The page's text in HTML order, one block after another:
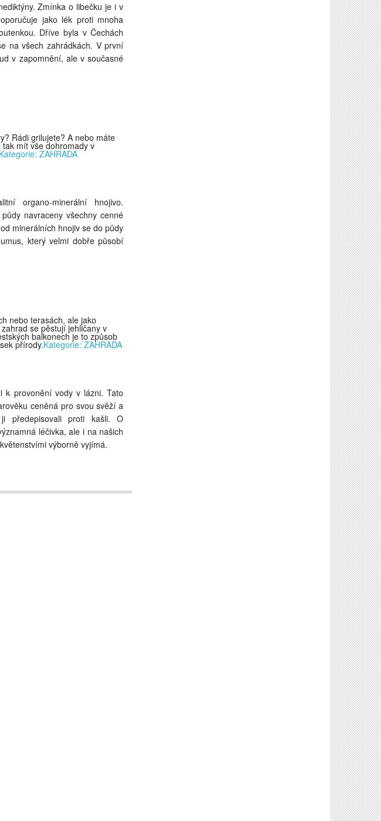
Zmínka o libečku je i v
jako lék proti mnoha
Dříve byla v Čechách
na všech zahrádkách. V první
v zapomnění, ale v současné
Rádi grilujete? A nebo máte
mít vše dohromady v
Kategorie: ZAHRADA
organo-minerální hnojivo.
navraceny všechny cenné
minerálních hnojiv se do půdy
který velmi dobře působí
nebo terasách, ale jako
se pěstují jehličany v
balkonech je to způsob
přírody.Kategorie: ZAHRADA
k provonění vody v lázni. Tato
ceněná pro svou svěží a
předepisovali proti kašli. O
léčivka, ale i na našich
výborně vyjímá.